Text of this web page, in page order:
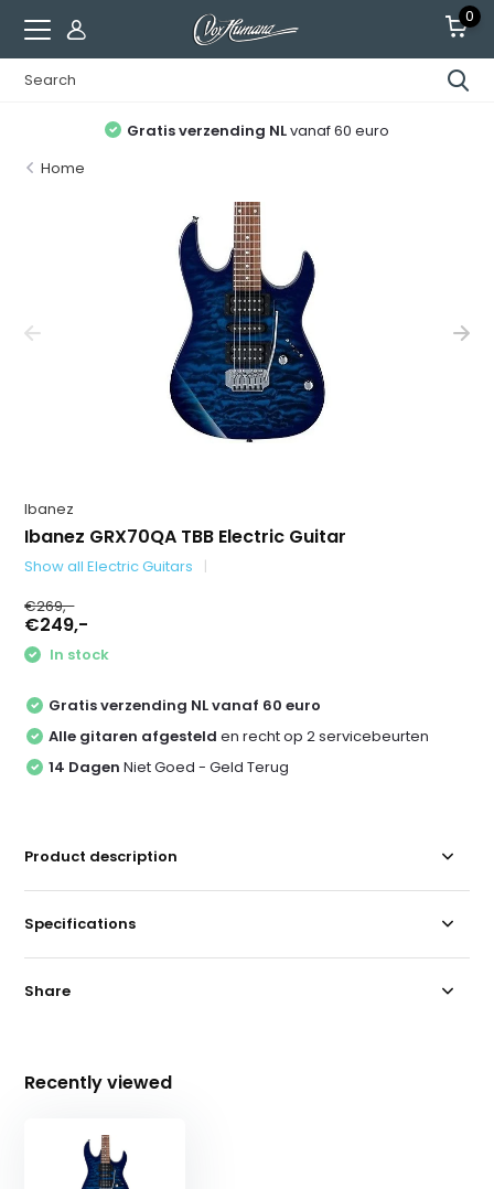
0
Gratis verzending NLvanaf 60 euro
Home
Ibanez
Ibanez GRX70QA TBB Electric Guitar
Show all Electric Guitars
€269,-
€249,-
In stock
Gratis verzending NL vanaf 60 euro
Alle gitaren afgesteld en recht op 2 servicebeurten
14 Dagen Niet Goed - Geld Terug
Product description
Specifications
Share
Recently viewed